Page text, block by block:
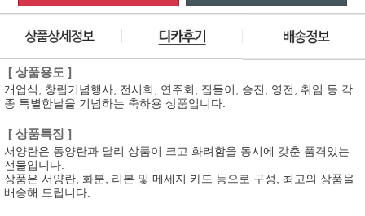
[ 상품용도 ]
개업식, 창립기념행사, 전시회, 연주회, 집들이, 승진, 영전, 취임 등 각
종 특별한날을 기념하는 축하용 상품입니다.
[ 상품특징 ]
서양란은 동양란과 달리 상품이 크고 화려함을 동시에 갖춘 품격있는
선물입니다.
상품은 서양란, 화분, 리본 및 메세지 카드 등으로 구성, 최고의 상품을
배송해 드립니다.